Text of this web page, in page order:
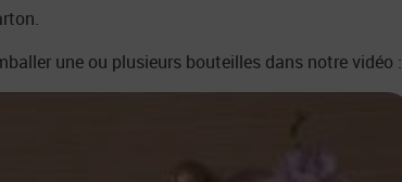
une ou plusieurs bouteilles dans notre vidéo :